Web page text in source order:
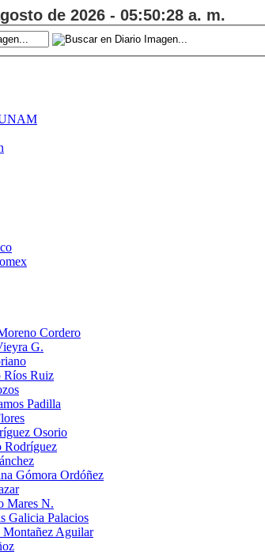
de 2026 - 05:50:28 a. m.
Cordero
G.
Ríos Ruiz
Padilla
Osorio
Rodríguez
Gómora Ordóñez
Mares N.
Galicia Palacios
Montañez Aguilar